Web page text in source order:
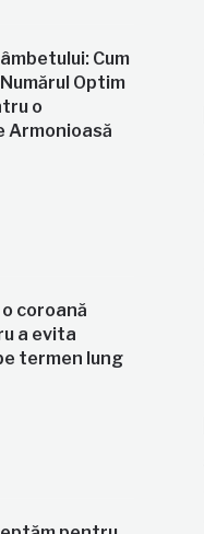
Cum
Optim
o
Armonioasă
coroană
a evita
termen lung